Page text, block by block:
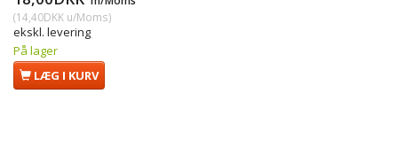
(14,40DKK u/Moms)
ekskl. levering
På lager
LÆG I KURV